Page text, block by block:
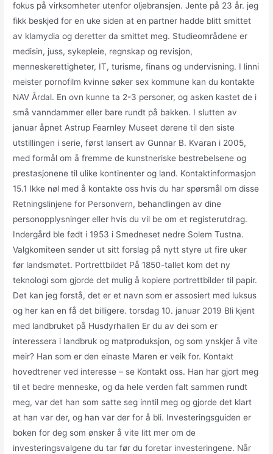
fokus på virksomheter utenfor oljebransjen. Jente på 23 år. jeg
fikk beskjed for en uke siden at en partner hadde blitt smittet
av klamydia og deretter da smittet meg. Studieområdene er
medisin, juss, sykepleie, regnskap og revisjon,
menneskerettigheter, IT, turisme, finans og undervisning. I linni
meister pornofilm kvinne søker sex kommune kan du kontakte
NAV Årdal. En ovn kunne ta 2-3 personer, og asken kastet de i
små vanndammer eller bare rundt på bakken. I slutten av
januar åpnet Astrup Fearnley Museet dørene til den siste
utstillingen i serie, først lansert av Gunnar B. Kvaran i 2005,
med formål om å fremme de kunstneriske bestrebelsene og
prestasjonene til ulike kontinenter og land. Kontaktinformasjon
15.1 Ikke nøl med å kontakte oss hvis du har spørsmål om disse
Retningslinjene for Personvern, behandlingen av dine
personopplysninger eller hvis du vil be om et registerutdrag.
Indergård ble født i 1953 i Smedneset nedre Solem Tustna.
Valgkomiteen sender ut sitt forslag på nytt styre ut fire uker
før landsmøtet. Portrettbildet På 1850-tallet kom det ny
teknologi som gjorde det mulig å kopiere portrettbilder til papir.
Det kan jeg forstå, det er et navn som er assosiert med luksus
og her kan en få det billigere. torsdag 10. januar 2019 Bli kjent
med landbruket på Husdyrhallen Er du av dei som er
interessera i landbruk og matproduksjon, og som ynskjer å vite
meir? Han som er den einaste Maren er veik for. Kontakt
hovedtrener ved interesse – se Kontakt oss. Han har gjort meg
til et bedre menneske, og da hele verden falt sammen rundt
meg, var det han som satte seg inntil meg og gjorde det klart
at han var der, og han var der for å bli. Investeringsguiden er
boken for deg som ønsker å vite litt mer om de
investeringsvalgene du tar før du foretar investeringene. Når